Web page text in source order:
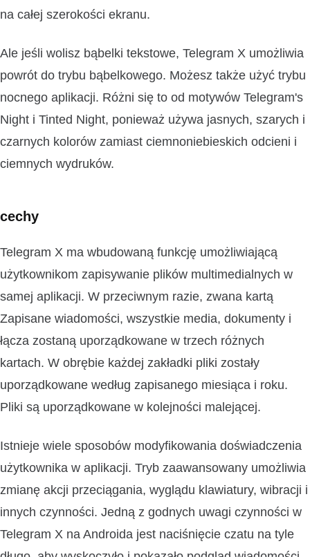
na całej szerokości ekranu.
Ale jeśli wolisz bąbelki tekstowe, Telegram X umożliwia
powrót do trybu bąbelkowego. Możesz także użyć trybu
nocnego aplikacji. Różni się to od motywów Telegram's
Night i Tinted Night, ponieważ używa jasnych, szarych i
czarnych kolorów zamiast ciemnoniebieskich odcieni i
ciemnych wydruków.
cechy
Telegram X ma wbudowaną funkcję umożliwiającą
użytkownikom zapisywanie plików multimedialnych w
samej aplikacji. W przeciwnym razie, zwana kartą
Zapisane wiadomości, wszystkie media, dokumenty i
łącza zostaną uporządkowane w trzech różnych
kartach. W obrębie każdej zakładki pliki zostały
uporządkowane według zapisanego miesiąca i roku.
Pliki są uporządkowane w kolejności malejącej.
Istnieje wiele sposobów modyfikowania doświadczenia
użytkownika w aplikacji. Tryb zaawansowany umożliwia
zmianę akcji przeciągania, wyglądu klawiatury, wibracji i
innych czynności. Jedną z godnych uwagi czynności w
Telegram X na Androida jest naciśnięcie czatu na tyle